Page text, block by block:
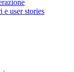
e user stories